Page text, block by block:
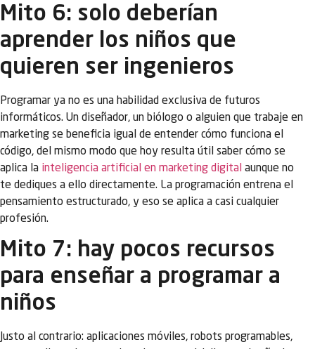
Mito 6: solo deberían
aprender los niños que
quieren ser ingenieros
Programar ya no es una habilidad exclusiva de futuros
informáticos. Un diseñador, un biólogo o alguien que trabaje en
marketing se beneficia igual de entender cómo funciona el
código, del mismo modo que hoy resulta útil saber cómo se
aplica la inteligencia artificial en marketing digital aunque no
te dediques a ello directamente. La programación entrena el
pensamiento estructurado, y eso se aplica a casi cualquier
profesión.
Mito 7: hay pocos recursos
para enseñar a programar a
niños
Justo al contrario: aplicaciones móviles, robots programables,